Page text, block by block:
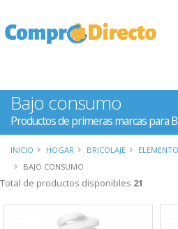
Bajo consumo
Productos de primeras marcas para
INICIO HOGAR BRICOLAJE
BAJO CONSUMO
Total de productos disponibles 21